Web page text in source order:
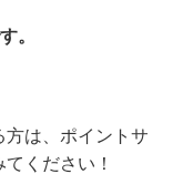
。
方は、ポイントサ
ください！